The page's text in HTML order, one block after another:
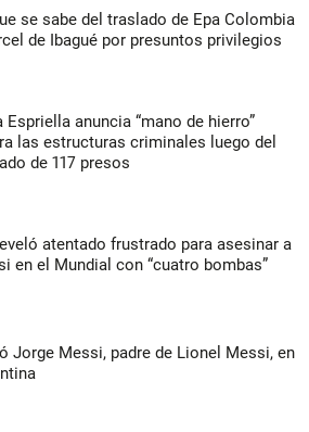
se sabe del traslado de Epa Colombia
de Ibagué por presuntos privilegios
Espriella anuncia “mano de hierro”
las estructuras criminales luego del
de 117 presos
atentado frustrado para asesinar a
en el Mundial con “cuatro bombas”
Jorge Messi, padre de Lionel Messi, en